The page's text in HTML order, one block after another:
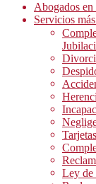
Abogados
Servicios
Ley de